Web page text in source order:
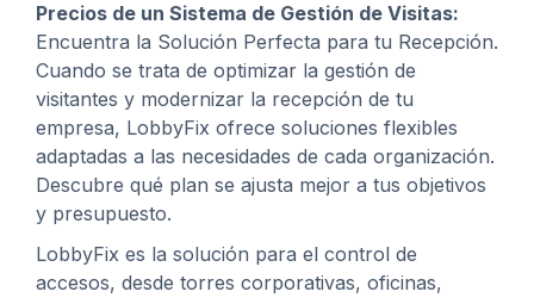
Precios de un Sistema de Gestión de Visitas:
Encuentra la Solución Perfecta para tu Recepción.
Cuando se trata de optimizar la gestión de
visitantes y modernizar la recepción de tu
empresa, LobbyFix ofrece soluciones flexibles
adaptadas a las necesidades de cada organización.
Descubre qué plan se ajusta mejor a tus objetivos
y presupuesto.
LobbyFix es la solución para el control de
accesos, desde torres corporativas, oficinas,